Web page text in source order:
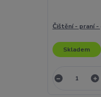
Čištění - praní
Skladem